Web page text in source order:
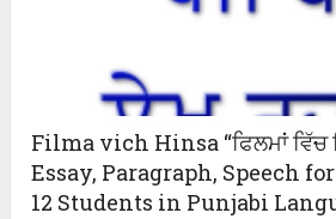
Filma vich Hinsa “ਫਿਲਮਾਂ ਵਿੱਚ
Essay, Paragraph, Speech
12 Students in Punjabi